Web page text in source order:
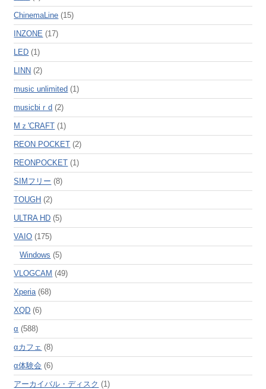
ChinemaLine (15)
INZONE (17)
LED (1)
LINN (2)
music unlimited (1)
musicbiｒd (2)
Mｚ'CRAFT (1)
REON POCKET (2)
REONPOCKET (1)
SIMフリー (8)
TOUGH (2)
ULTRA HD (5)
VAIO (175)
Windows (5)
VLOGCAM (49)
Xperia (68)
XQD (6)
α (588)
αカフェ (8)
α体験会 (6)
アーカイバル・ディスク (1)